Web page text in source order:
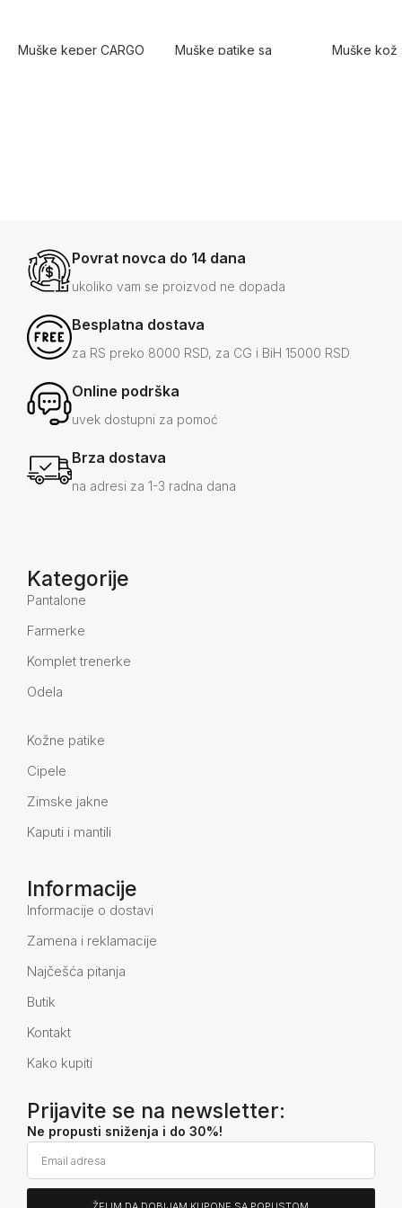
Muške keper CARGO
Muške patike sa
Muške
Povrat novca do 14 dana
ukoliko vam se proizvod ne dopada
Besplatna dostava
za RS preko 8000 RSD, za CG i BiH 15000 RSD
Online podrška
uvek dostupni za pomoć
Brza dostava
na adresi za 1-3 radna dana
Kategorije
Pantalone
Farmerke
Komplet trenerke
Odela
Kožne patike
Cipele
Zimske jakne
Kaputi i mantili
Informacije
Informacije o dostavi
Zamena i reklamacije
Najčešća pitanja
Butik
Kontakt
Kako kupiti
Prijavite se na newsletter:
Ne propusti sniženja i do 30%!